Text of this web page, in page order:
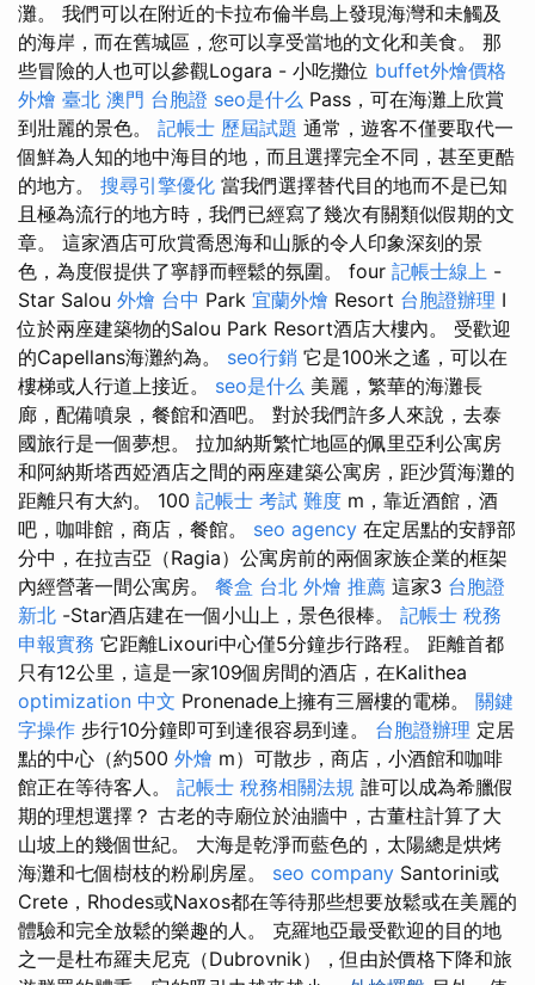
灘。 我們可以在附近的卡拉布倫半島上發現海灣和未觸及
的海岸，而在舊城區，您可以享受當地的文化和美食。 那
些冒險的人也可以參觀Logara - 小吃攤位 buffet外燴價格
外燴 臺北 澳門 台胞證 seo是什么 Pass，可在海灘上欣賞
到壯麗的景色。 記帳士 歷屆試題 通常，遊客不僅要取代一
個鮮為人知的地中海目的地，而且選擇完全不同，甚至更酷
的地方。 搜尋引擎優化 當我們選擇替代目的地而不是已知
且極為流行的地方時，我們已經寫了幾次有關類似假期的文
章。 這家酒店可欣賞喬恩海和山脈的令人印象深刻的景
色，為度假提供了寧靜而輕鬆的氛圍。 four 記帳士線上 -
Star Salou 外燴 台中 Park 宜蘭外燴 Resort 台胞證辦理 I
位於兩座建築物的Salou Park Resort酒店大樓內。 受歡迎
的Capellans海灘約為。 seo行銷 它是100米之遙，可以在
樓梯或人行道上接近。 seo是什么 美麗，繁華的海灘長
廊，配備噴泉，餐館和酒吧。 對於我們許多人來說，去泰
國旅行是一個夢想。 拉加納斯繁忙地區的佩里亞利公寓房
和阿納斯塔西婭酒店之間的兩座建築公寓房，距沙質海灘的
距離只有大約。 100 記帳士 考試 難度 m，靠近酒館，酒
吧，咖啡館，商店，餐館。 seo agency 在定居點​​的安靜部
分中，在拉吉亞（Ragia）公寓房前的兩個家族企業的框架
內經營著一間公寓房。 餐盒 台北 外燴 推薦 這家3 台胞證
新北 -Star酒店建在一個小山上，景色很棒。 記帳士 稅務
申報實務 它距離Lixouri中心僅5分鐘步行路程。 距離首都
只有12公里，這是一家109個房間的酒店，在Kalithea
optimization 中文 Pronenade上擁有三層樓的電梯。 關鍵
字操作 步行10分鐘即可到達很容易到達。 台胞證辦理 定居
點的中心（約500 外燴 m）可散步，商店，小酒館和咖啡
館正在等待客人。 記帳士 稅務相關法規 誰可以成為希臘假
期的理想選擇？ 古老的寺廟位於油牆中，古董柱計算了大
山坡上的幾個世紀。 大海是乾淨而藍色的，太陽總是烘烤
海灘和七個樹枝的粉刷房屋。 seo company Santorini或
Crete，Rhodes或Naxos都在等待那些想要放鬆或在美麗的
體驗和完全放鬆的樂趣的人。 克羅地亞最受歡迎的目的地
之一是杜布羅夫尼克（Dubrovnik），但由於價格下降和旅